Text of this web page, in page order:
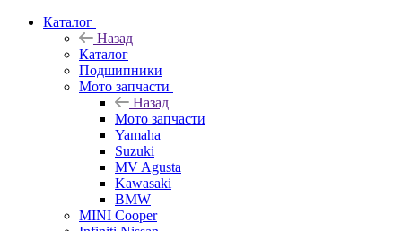
Каталог
Назад
Каталог
Подшипники
Мото запчасти
Назад
Мото запчасти
Yamaha
Suzuki
MV Agusta
Kawasaki
BMW
MINI Cooper